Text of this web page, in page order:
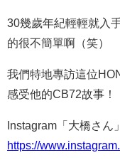
30幾歲年紀輕輕就入
的很不簡單啊（笑）
我們特地專訪這位
感受他的CB72故事！
Instagram「大橋さん」
https://